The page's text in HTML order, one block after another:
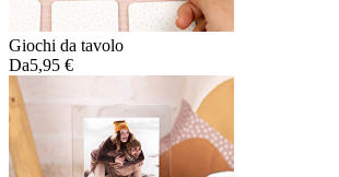
Giochi da tavolo
Da5,95 €